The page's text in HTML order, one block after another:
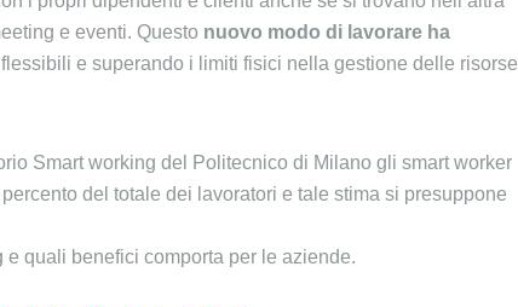
e eventi. Questo nuovo modo di lavorare ha
e superando i limiti fisici nella gestione delle risorse
Smart working del Politecnico di Milano gli smart worker
del totale dei lavoratori e tale stima si presuppone
quali benefici comporta per le aziende.